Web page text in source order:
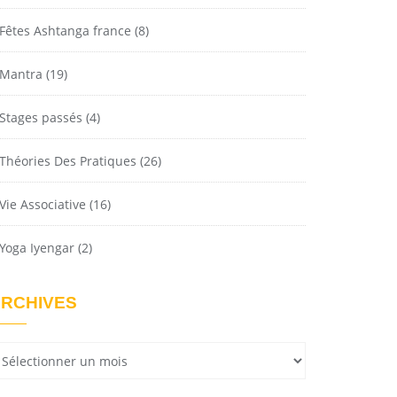
Fêtes Ashtanga france (8)
Mantra (19)
Stages passés (4)
Théories Des Pratiques (26)
Vie Associative (16)
Yoga Iyengar (2)